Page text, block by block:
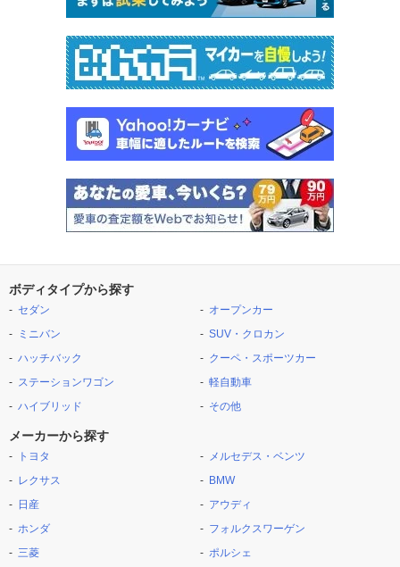
ボディタイプから探す
セダン
ミニバン
ハッチバック
ステーションワゴン
ハイブリッド
オープンカー
SUV・クロカン
クーペ・スポーツカー
軽自動車
その他
メーカーから探す
トヨタ
レクサス
日産
ホンダ
三菱
メルセデス・ベンツ
BMW
アウディ
フォルクスワーゲン
ポルシェ